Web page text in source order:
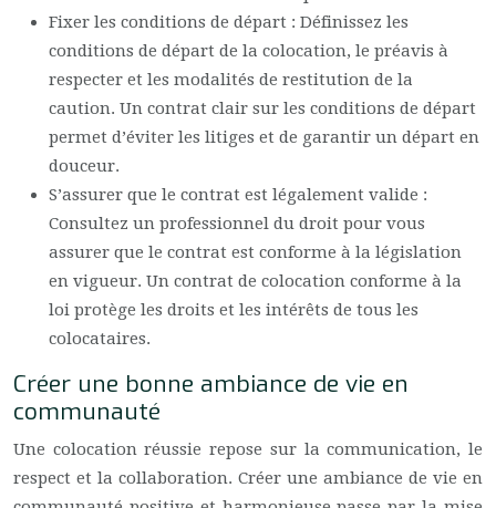
Fixer les conditions de départ : Définissez les
conditions de départ de la colocation, le préavis à
respecter et les modalités de restitution de la
caution. Un contrat clair sur les conditions de départ
permet d’éviter les litiges et de garantir un départ en
douceur.
S’assurer que le contrat est légalement valide :
Consultez un professionnel du droit pour vous
assurer que le contrat est conforme à la législation
en vigueur. Un contrat de colocation conforme à la
loi protège les droits et les intérêts de tous les
colocataires.
Créer une bonne ambiance de vie en
communauté
Une colocation réussie repose sur la communication, le
respect et la collaboration. Créer une ambiance de vie en